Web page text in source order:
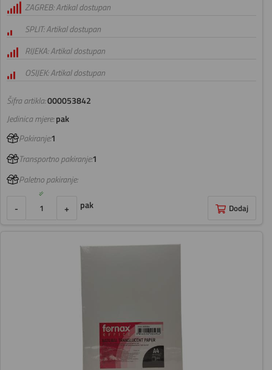
Šifra artikla:000053842
ZAGREB: Artikal dostupan
SPLIT: Artikal dostupan
RIJEKA: Artikal dostupan
OSIJEK: Artikal dostupan
Jedinica mjere:pak
Pakiranje:1
Transportno pakiranje:1
Paletno pakiranje:
- + pak Dodaj